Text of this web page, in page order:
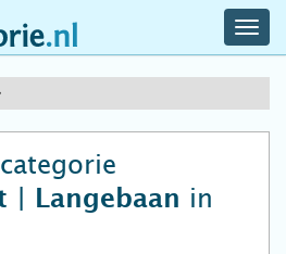
| Langebaan in